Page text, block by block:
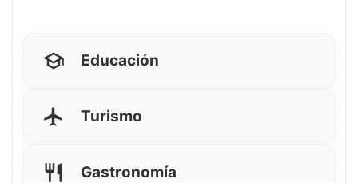
Educación
Turismo
Gastronomía